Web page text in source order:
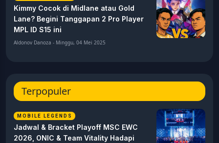
Kimmy Cocok di Midlane atau Gold
Lane? Begini Tanggapan 2 Pro Player
MPL ID S15 ini
Aldonov Danoza - Minggu, 04 Mei 2025
Terpopuler
MOBILE LEGENDS
Jadwal & Bracket Playoff MSC EWC
2026, ONIC & Team Vitality Hadapi